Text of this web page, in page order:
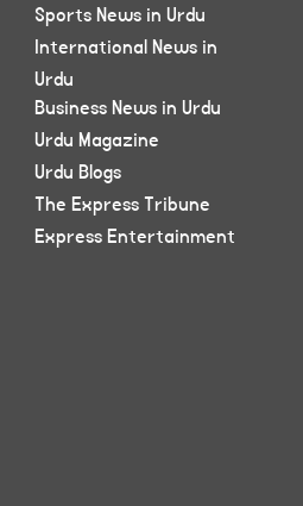
Sports News in Urdu
International News in
Urdu
Business News in Urdu
Urdu Magazine
Urdu Blogs
The Express Tribune
Express Entertainment